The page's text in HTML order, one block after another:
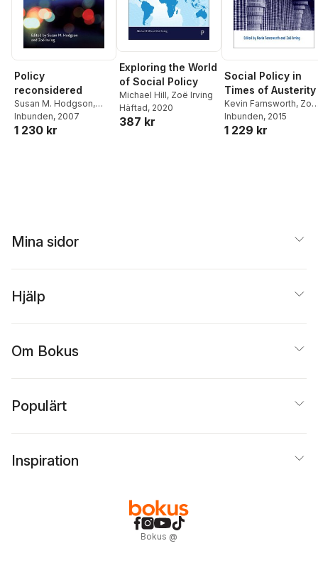
Policy
reconsidered
Susan M. Hodgson,
Zoë Irving
Inbunden, 2007
1 230 kr
Exploring the World
of Social Policy
Michael Hill, Zoë Irving
Häftad, 2020
387 kr
Social Policy in
Times of Austerity
Kevin Farnsworth, Zoë
Irving
Inbunden, 2015
1 229 kr
Mina sidor
Hjälp
Om Bokus
Populärt
Inspiration
Bokus @